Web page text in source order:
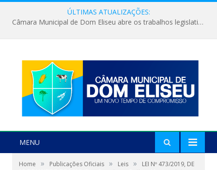
ÚLTIMAS ATUALIZAÇÕES:
Câmara Municipal de Dom Eliseu abre os trabalhos legislativos do segundo semestre
MENU
Home » Publicações Oficiais » Leis »
LEI Nº 473/2019, DE